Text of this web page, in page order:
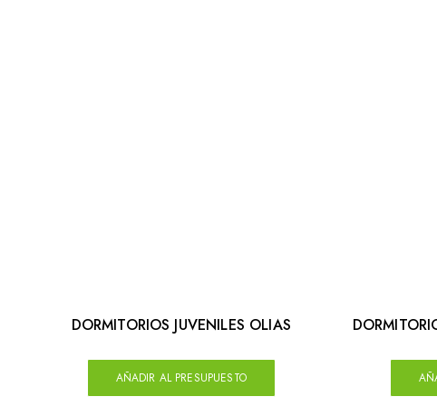
DORMITORIOS JUVENILES OLIAS
AÑADIR AL PRESUPUESTO